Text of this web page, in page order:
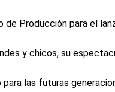
de Producción para el
y chicos, su
las futuras